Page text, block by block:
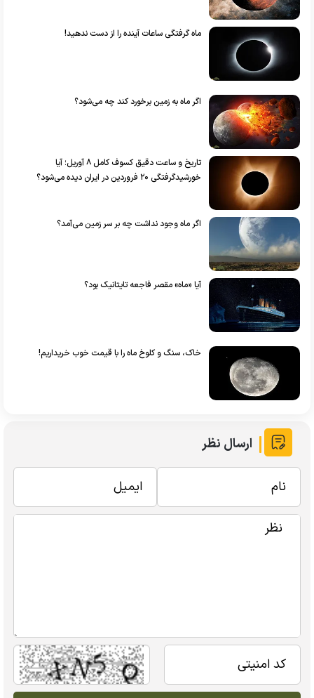
ماه‌ گرفتگی ساعات آینده را از دست ندهید!
اگر ماه به زمین برخورد کند چه می‌شود؟
تاریخ و ساعت دقیق کسوف کامل ۸ آوریل؛ آیا
خورشیدگرفتگی ۲۰ فروردین در ایران دیده می‌شود؟
اگر ماه وجود نداشت چه بر سر زمین می‌آمد؟
آیا «ماه» مقصر فاجعه تایتانیک بود؟
خاک، سنگ و کلوخ ماه را با قیمت خوب خریداریم!
ارسال نظر